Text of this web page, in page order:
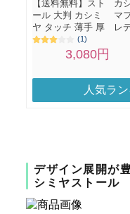
人気ラ
デザイン展開が
シミヤストー